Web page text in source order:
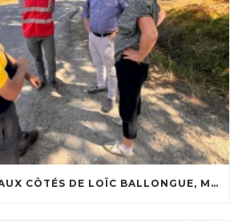
INCENDIES : AUX CÔTÉS DE LOÏC BALLONGUE, MAIRE DE LANTON